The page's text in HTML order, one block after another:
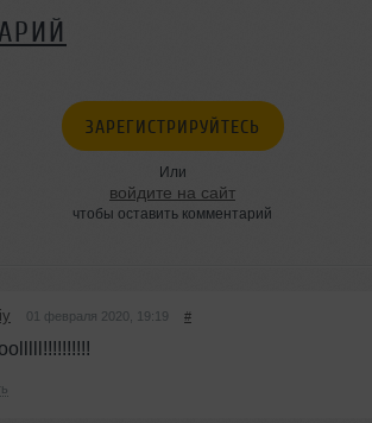
ЗАРЕГИСТРИРУЙТЕСЬ
Или
войдите на сайт
чтобы оставить комментарий
01 февраля 2020, 19:19 #